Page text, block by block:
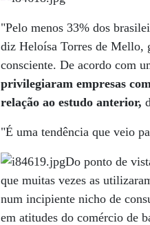
"Pelo menos 33% dos
diz Heloísa Torres de Mello,
consciente. De acordo com
privilegiaram empresas
relação ao estudo anterior,
"É uma tendência que veio
Do ponto de
que muitas vezes as
num incipiente nicho de
em atitudes do comércio de